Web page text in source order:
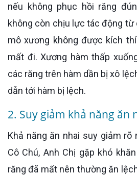
nếu không phục hồi răng
không còn chịu lực tác động từ
mô xương không được kích
mất đi. Xương hàm thấp
các răng trên hàm dần bị xô
dẫn tới hàm bị lệch.
2. Suy giảm khả năng ăn
Khả năng ăn nhai suy giảm rõ rệt sau khi mất răng.
Cô Chú, Anh Chị gặp khó
răng đã mất nên thường ăn